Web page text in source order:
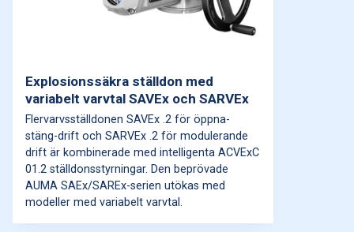
Explosionssäkra ställdon med
variabelt varvtal SAVEx och SARVEx
Flervarvsställdonen SAVEx .2 för öppna-
stäng-drift och SARVEx .2 för modulerande
drift är kombinerade med intelligenta ACVExC
01.2 ställdonsstyrningar. Den beprövade
AUMA SAEx/SAREx-serien utökas med
modeller med variabelt varvtal.